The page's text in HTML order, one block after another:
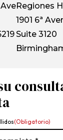
Regiones
1901 6ª
Suite 3120
(Obligatorio)